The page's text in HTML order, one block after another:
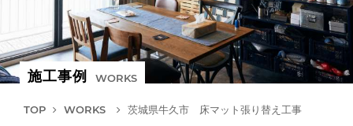
施工事例 WORKS
TOP WORKS 茨城県牛久市 床マット張り替え工事